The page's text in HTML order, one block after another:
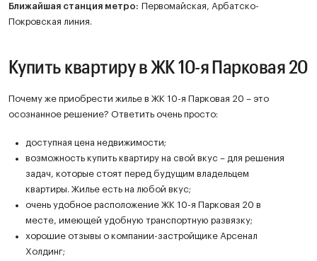
Ближайшая станция метро: Первомайская, Арбатско-
Покровская линия.
Купить квартиру в ЖК 10-я Парковая 20
Почему же приобрести жилье в ЖК 10-я Парковая 20 – это
осознанное решение? Ответить очень просто:
доступная цена недвижимости;
возможность купить квартиру на свой вкус – для решения
задач, которые стоят перед будущим владельцем
квартиры. Жилье есть на любой вкус;
очень удобное расположение ЖК 10-я Парковая 20 в
месте, имеющей удобную транспортную развязку;
хорошие отзывы о компании-застройщике Арсенал
Холдинг;